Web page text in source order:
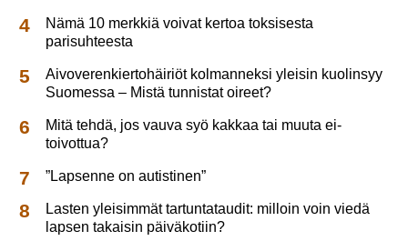
Nämä 10 merkkiä voivat kertoa toksisesta
parisuhteesta
Aivoverenkiertohäiriöt kolmanneksi yleisin kuolinsyy
Suomessa – Mistä tunnistat oireet?
Mitä tehdä, jos vauva syö kakkaa tai muuta ei-
toivottua?
”Lapsenne on autistinen”
Lasten yleisimmät tartuntataudit: milloin voin viedä
lapsen takaisin päiväkotiin?